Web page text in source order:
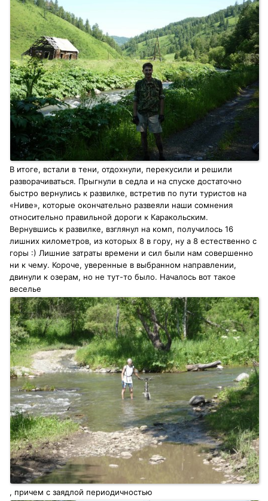
В итоге, встали в тени, отдохнули, перекусили и решили
разворачиваться. Прыгнули в седла и на спуске достаточно
быстро вернулись к развилке, встретив по пути туристов на
«Ниве», которые окончательно развеяли наши сомнения
относительно правильной дороги к Каракольским.
Вернувшись к развилке, взглянул на комп, получилось 16
лишних километров, из которых 8 в гору, ну а 8 естественно с
горы :) Лишние затраты времени и сил были нам совершенно
ни к чему. Короче, уверенные в выбранном направлении,
двинули к озерам, но не тут-то было. Началось вот такое
веселье
, причем с заядлой периодичностью